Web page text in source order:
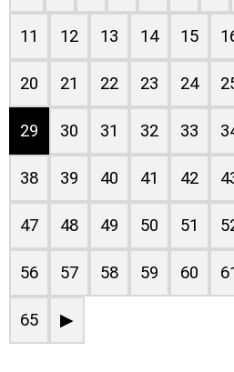
11 12 13 14 15
20 21 22 23 24
29 30 31 32 33
38 39 40 41 42
47 48 49 50 51
56 57 58 59 60
65 ▶